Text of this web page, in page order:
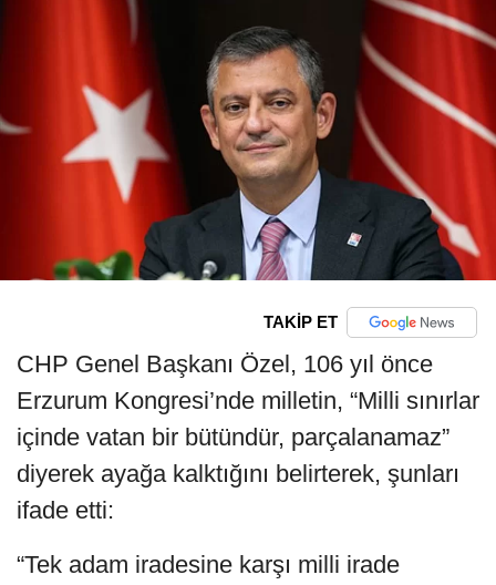
TAKİP ET
CHP Genel Başkanı Özel, 106 yıl önce
Erzurum Kongresi’nde milletin, “Milli sınırlar
içinde vatan bir bütündür, parçalanamaz”
diyerek ayağa kalktığını belirterek, şunları
ifade etti:
“Tek adam iradesine karşı milli irade